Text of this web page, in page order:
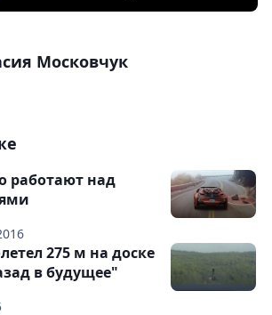
Московчук
работают над
275 м на доске
в будущее"